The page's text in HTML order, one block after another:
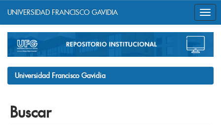
navigation
UNIVERSIDAD FRANCISCO GAVIDIA
Universidad Francisco Gavidia
Buscar